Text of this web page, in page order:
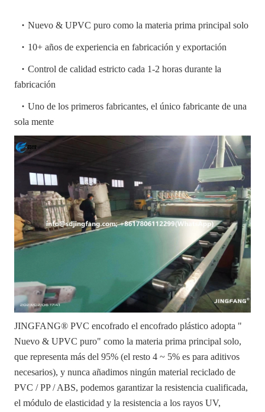
·Nuevo & UPVC puro como la materia prima principal solo
· 10+ años de experiencia en fabricación y exportación
·Control de calidad estricto cada 1-2 horas durante la
fabricación
·Uno de los primeros fabricantes, el único fabricante de una
sola mente
JINGFANG® PVC encofrado el encofrado plástico adopta "
Nuevo & UPVC puro" como la materia prima principal solo,
que representa más del 95% (el resto 4 ~ 5% es para aditivos
necesarios), y nunca añadimos ningún material reciclado de
PVC / PP / ABS, podemos garantizar la resistencia cualificada,
el módulo de elasticidad y la resistencia a los rayos UV,